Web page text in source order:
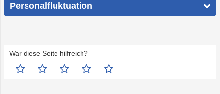
Personalfluktuation
War diese Seite hilfreich?